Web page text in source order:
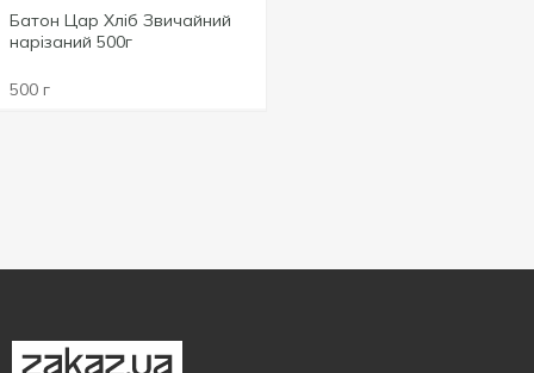
Батон Цар Хліб Звичайний
нарізаний 500г
500 г